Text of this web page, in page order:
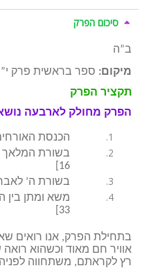
סיכום הפרק
ב”ה
מיקום: ספר בראשית פרק
תקציר הפרק
הפרק מחולק לארבעה
הכנסת
16]
בשורת ה’
33]
בתחילת הפרק, אנו רואים
אוויר חם מאוד וכשהוא
רץ לקראתם, משתחווה